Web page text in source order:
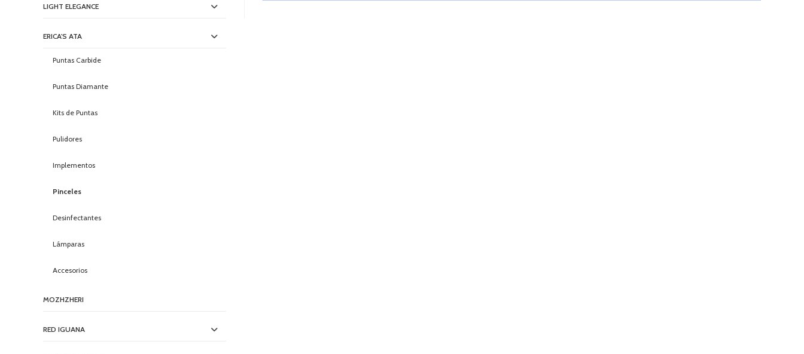
LIGHT ELEGANCE
ERICA'S ATA
Puntas Carbide
Puntas Diamante
Kits de Puntas
Pulidores
Implementos
Pinceles
Desinfectantes
Lámparas
Accesorios
MOZHZHERI
RED IGUANA